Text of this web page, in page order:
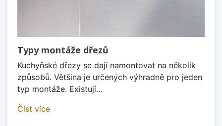
Typy montáže dřezů
Kuchyňské dřezy se dají namontovat na několik
způsobů. Většina je určených výhradně pro jeden
typ montáže. Existují...
Číst více